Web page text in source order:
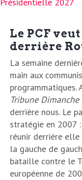
Le PCF
derrière
La semaine
main aux
programmatiques.
Tribune Dimanche
derrière nous. Le
stratégie en 2007
réunir derrière
la gauche de
bataille contre le
européenne de